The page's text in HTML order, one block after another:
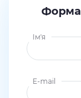
Форма
Ім'я
E-mail